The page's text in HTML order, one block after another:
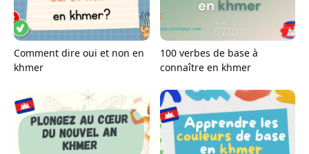
Comment dire oui et non en
khmer
100 verbes de base à
connaître en khmer